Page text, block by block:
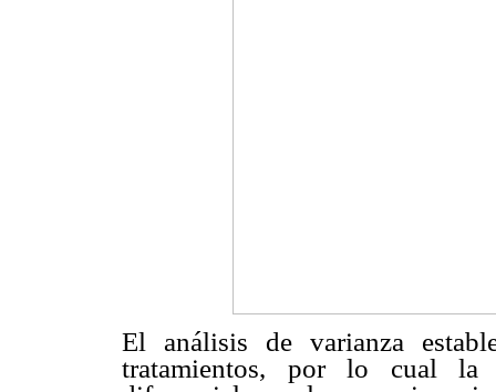
El análisis de varianza
tratamientos, por lo cual la